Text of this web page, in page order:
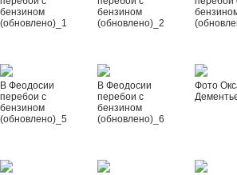
бензином
(обновлено)_1
бензином
(обновлено)_2
В Феодосии
перебои с
бензином
(обновлено)_5
В Феодосии
перебои с
бензином
(обновлено)_6
Фото